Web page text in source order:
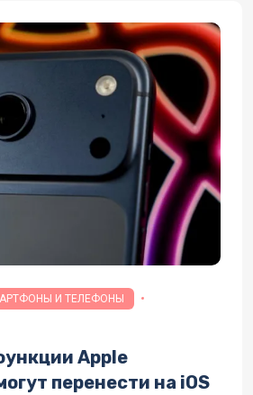
И ТЕЛЕФОНЫ
Apple
перенести на iOS